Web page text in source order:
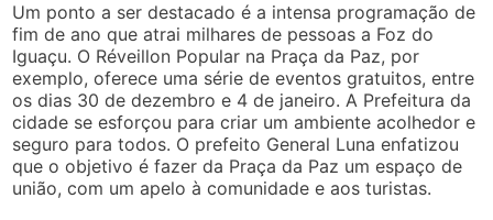
Um ponto a ser destacado é a intensa programação de
fim de ano que atrai milhares de pessoas a Foz do
Iguaçu. O Réveillon Popular na Praça da Paz, por
exemplo, oferece uma série de eventos gratuitos, entre
os dias 30 de dezembro e 4 de janeiro. A Prefeitura da
cidade se esforçou para criar um ambiente acolhedor e
seguro para todos. O prefeito General Luna enfatizou
que o objetivo é fazer da Praça da Paz um espaço de
união, com um apelo à comunidade e aos turistas.